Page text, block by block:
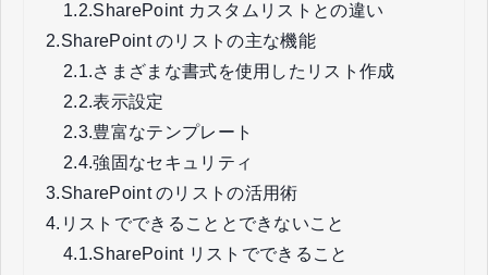
1.2.SharePoint カスタムリストとの違い
2.SharePoint のリストの主な機能
2.1.さまざまな書式を使用したリスト作成
2.2.表示設定
2.3.豊富なテンプレート
2.4.強固なセキュリティ
3.SharePoint のリストの活用術
4. リストでできることとできないこと
4.1.SharePoint リストでできること